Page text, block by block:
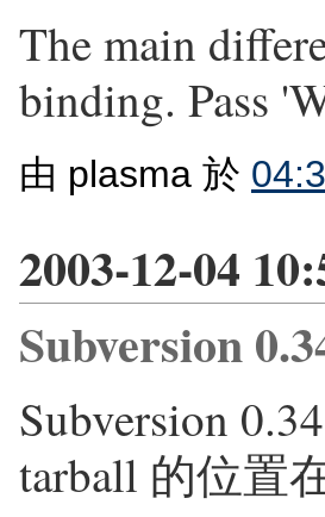
The main
binding. Pass
由 plasma 於
2003-12-04
Subversion
Subversion
tarball 的位置